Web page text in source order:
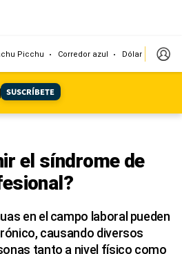
SUSCRÍBETE
Picchu Corredor azul Dólar
el síndrome de
en el campo laboral pueden
causando diversos
tanto a nivel físico como